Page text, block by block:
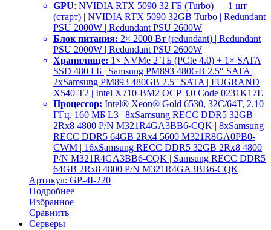
GPU: NVIDIA RTX 5090 32 ГБ (Turbo) — 1 шт
(старт) | NVIDIA RTX 5090 32GB Turbo | Redundant
PSU 2000W | Redundant PSU 2600W
Блок питания: 2× 2000 Вт (redundant) | Redundant
PSU 2000W | Redundant PSU 2600W
Хранилище: 1× NVMe 2 ТБ (PCIe 4.0) + 1× SATA
SSD 480 ГБ | Samsung PM893 480GB 2.5″ SATA |
2хSamsung PM893 480GB 2.5″ SATA | FUGRAND
X540-T2 | Intel X710-BM2 OCP 3.0 Code 0231K17E
Процессор: Intel® Xeon® Gold 6530, 32C/64T, 2.10
ГГц, 160 МБ L3 | 8хSamsung RECC DDR5 32GB
2Rx8 4800 P/N M321R4GA3BB6-CQK | 8хSamsung
RECC DDR5 64GB 2Rx4 5600 M321R8GA0PB0-
CWM | 16хSamsung RECC DDR5 32GB 2Rx8 4800
P/N M321R4GA3BB6-CQK | Samsung RECC DDR5
64GB 2Rx8 4800 P/N M321R4GA3BB6-CQK
Артикул: GP-4I-220
Подробнее
Избранное
Сравнить
Серверы